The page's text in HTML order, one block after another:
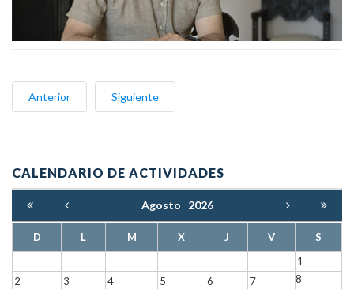
Anterior Siguiente
CALENDARIO DE ACTIVIDADES
Agosto 2026
D L M X J V
S
1
2
3 4 5 6 7
8